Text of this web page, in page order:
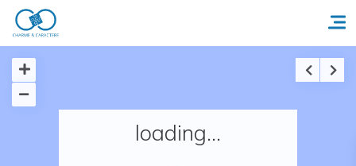
Accueil
loading...